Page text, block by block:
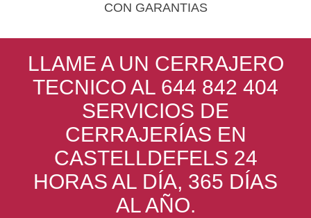
CON GARANTIAS
LLAME A UN CERRAJERO
TECNICO AL 644 842 404
SERVICIOS DE
CERRAJERÍAS EN
CASTELLDEFELS 24
HORAS AL DÍA, 365 DÍAS
AL AÑO.